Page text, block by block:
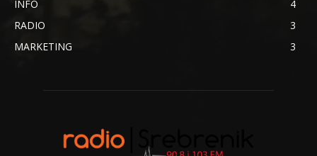
INFO
4
RADIO
3
MARKETING
3